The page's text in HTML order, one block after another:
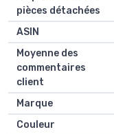
pièces détachées
ASIN
Moyenne des
commentaires
client
Marque
Couleur